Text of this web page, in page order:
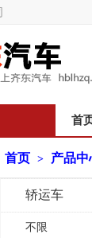
首
首页 > 产品中
轿运车
不限